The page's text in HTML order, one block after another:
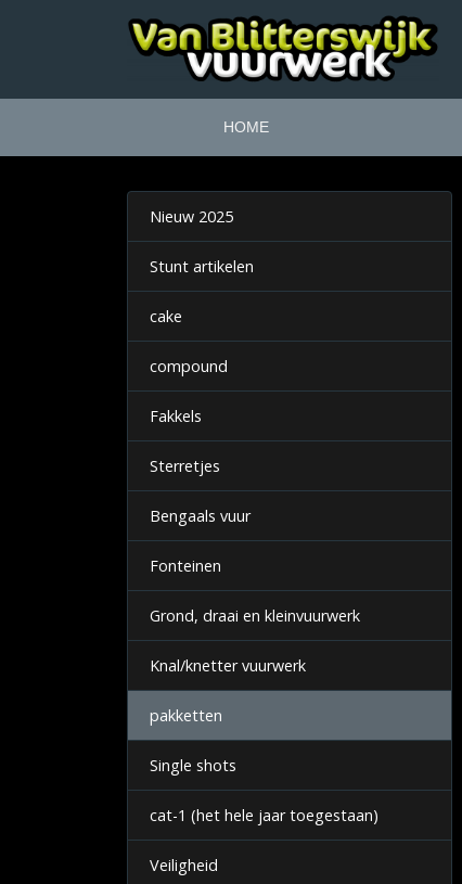
HOME
Nieuw 2025
Stunt artikelen
cake
compound
Fakkels
Sterretjes
Bengaals vuur
Fonteinen
Grond, draai en kleinvuurwerk
Knal/knetter vuurwerk
pakketten
Single shots
cat-1 (het hele jaar toegestaan)
Veiligheid